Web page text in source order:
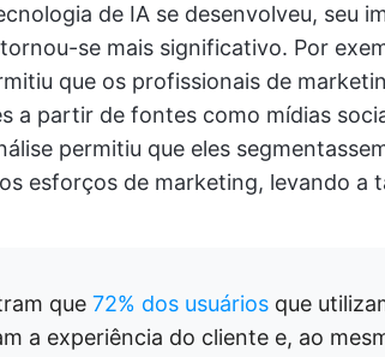
de IA se desenvolveu, seu
se mais significativo. Por
que os profissionais de
a partir de fontes como mídias
permitiu que eles
esforços de marketing, levando a
que 72% dos usuários que
a experiência do cliente e, ao